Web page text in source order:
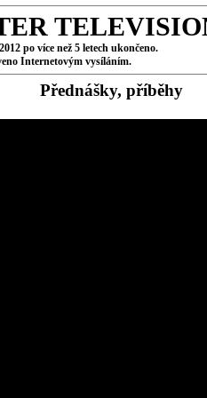
po více než 5 letech ukončeno.
Internetovým vysíláním.
Přednášky, příběhy